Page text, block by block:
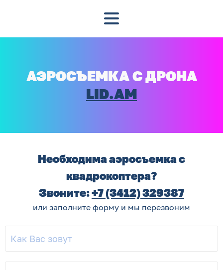
АЭРОСЪЕМКА С ДРОНА
LID.AM
Необходима аэросъемка с
квадрокоптера?
Звоните:+7 (3412) 329387
или заполните форму и мы перезвоним